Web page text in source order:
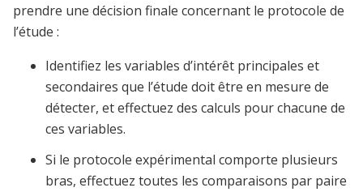
prendre une décision finale concernant le protocole de
l’étude :
Identifiez les variables d’intérêt principales et
secondaires que l’étude doit être en mesure de
détecter, et effectuez des calculs pour chacune de
ces variables.
Si le protocole expérimental comporte plusieurs
bras, effectuez toutes les comparaisons par paire